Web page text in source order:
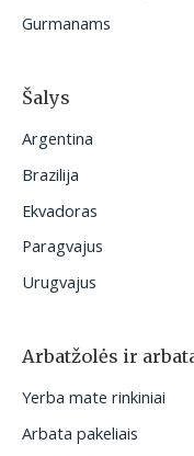
Gurmanams
Šalys
Argentina
Brazilija
Ekvadoras
Paragvajus
Urugvajus
Arbatžolės ir
Yerba mate rinkiniai
Arbata pakeliais